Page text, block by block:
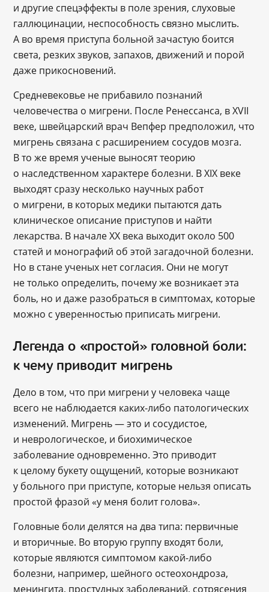
и другие спецэффекты в поле зрения, слуховые
галлюцинации, неспособность связно мыслить.
А во время приступа больной зачастую боится
света, резких звуков, запахов, движений и порой
даже прикосновений.
Средневековье не прибавило познаний
человечества о мигрени. После Ренессанса, в XVII
веке, швейцарский врач Вепфер предположил, что
мигрень связана с расширением сосудов мозга.
В то же время ученые выносят теорию
о наследственном характере болезни. В XIX веке
выходят сразу несколько научных работ
о мигрени, в которых медики пытаются дать
клиническое описание приступов и найти
лекарства. В начале ХХ века выходит около 500
статей и монографий об этой загадочной болезни.
Но в стане ученых нет согласия. Они не могут
не только определить, почему же возникает эта
боль, но и даже разобраться в симптомах, которые
можно с уверенностью приписать мигрени.
Легенда о «простой» головной боли:
к чему приводит мигрень
Дело в том, что при мигрени у человека чаще
всего не наблюдается каких-либо патологических
изменений. Мигрень — это и сосудистое,
и неврологическое, и биохимическое
заболевание одновременно. Это приводит
к целому букету ощущений, которые возникают
у больного при приступе, которые нельзя описать
простой фразой «у меня болит голова».
Головные боли делятся на два типа: первичные
и вторичные. Во вторую группу входят боли,
которые являются симптомом какой-либо
болезни, например, шейного остеохондроза,
менингита, простудных заболеваний, сотрясения